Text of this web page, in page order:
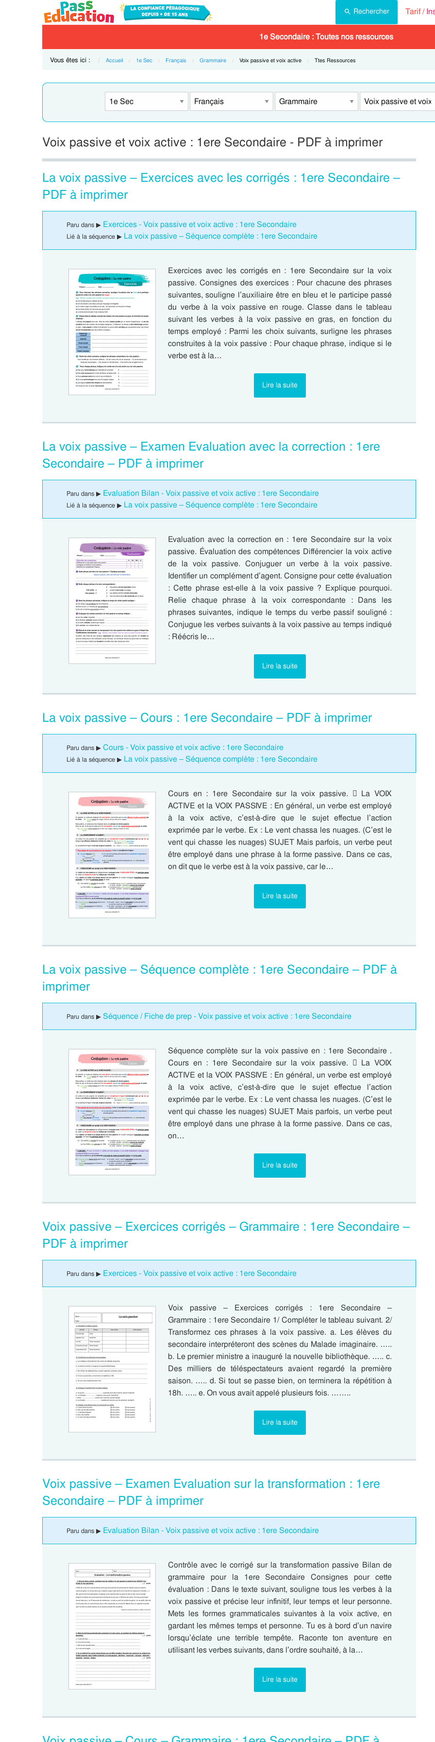
Rechercher Tarif /
1e Secondaire : Toutes nos ressources
Vous êtes ici : Accueil 1e Sec Français Grammaire Current:
Voix passive et voix active Current:
Ttes Ressources
Voix passive et voix active : 1ere Secondaire - PDF à imprimer
La voix passive – Exercices avec les corrigés : 1ere Secondaire –
PDF à imprimer
Paru dans ▶ Exercices - Voix passive et voix active : 1ere Secondaire
Lié à la séquence ▶ La voix passive – Séquence complète : 1ere Secondaire
Exercices avec les corrigés en : 1ere Secondaire sur la voix
passive. Consignes des exercices : Pour chacune des phrases
suivantes, souligne l’auxiliaire être en bleu et le participe passé
du verbe à la voix passive en rouge. Classe dans le tableau
suivant les verbes à la voix passive en gras, en fonction du
temps employé : Parmi les choix suivants, surligne les phrases
construites à la voix passive : Pour chaque phrase, indique si le
verbe est à la…
Lire la suite
La voix passive – Examen Evaluation avec la correction : 1ere
Secondaire – PDF à imprimer
Paru dans ▶ Evaluation Bilan - Voix passive et voix active : 1ere Secondaire
Lié à la séquence ▶ La voix passive – Séquence complète : 1ere Secondaire
Evaluation avec la correction en : 1ere Secondaire sur la voix
passive. Évaluation des compétences Différencier la voix active
de la voix passive. Conjuguer un verbe à la voix passive.
Identifier un complément d’agent. Consigne pour cette évaluation
: Cette phrase est-elle à la voix passive ? Explique pourquoi.
Relie chaque phrase à la voix correspondante : Dans les
phrases suivantes, indique le temps du verbe passif souligné :
Conjugue les verbes suivants à la voix passive au temps indiqué
: Réécris le…
Lire la suite
La voix passive – Cours : 1ere Secondaire – PDF à imprimer
Paru dans ▶ Cours - Voix passive et voix active : 1ere Secondaire
Lié à la séquence ▶ La voix passive – Séquence complète : 1ere Secondaire
Cours en : 1ere Secondaire sur la voix passive.  La VOIX
ACTIVE et la VOIX PASSIVE : En général, un verbe est employé
à la voix active, c’est-à-dire que le sujet effectue l’action
exprimée par le verbe. Ex : Le vent chassa les nuages. (C’est le
vent qui chasse les nuages) SUJET Mais parfois, un verbe peut
être employé dans une phrase à la forme passive. Dans ce cas,
on dit que le verbe est à la voix passive, car le…
Lire la suite
La voix passive – Séquence complète : 1ere Secondaire – PDF à
imprimer
Paru dans ▶ Séquence / Fiche de prep - Voix passive et voix active : 1ere Secondaire
Séquence complète sur la voix passive en : 1ere Secondaire .
Cours en : 1ere Secondaire sur la voix passive.  La VOIX
ACTIVE et la VOIX PASSIVE : En général, un verbe est employé
à la voix active, c’est-à-dire que le sujet effectue l’action
exprimée par le verbe. Ex : Le vent chassa les nuages. (C’est le
vent qui chasse les nuages) SUJET Mais parfois, un verbe peut
être employé dans une phrase à la forme passive. Dans ce cas,
on…
Lire la suite
Voix passive – Exercices corrigés – Grammaire : 1ere Secondaire –
PDF à imprimer
Paru dans ▶ Exercices - Voix passive et voix active : 1ere Secondaire
Voix passive – Exercices corrigés : 1ere Secondaire –
Grammaire : 1ere Secondaire 1/ Compléter le tableau suivant. 2/
Transformez ces phrases à la voix passive. a. Les élèves du
secondaire interpréteront des scènes du Malade imaginaire. …..
b. Le premier ministre a inauguré la nouvelle bibliothèque. ….. c.
Des milliers de téléspectateurs avaient regardé la première
saison. ….. d. Si tout se passe bien, on terminera la répétition à
18h. ….. e. On vous avait appelé plusieurs fois. ……..
Lire la suite
Voix passive – Examen Evaluation sur la transformation : 1ere
Secondaire – PDF à imprimer
Paru dans ▶ Evaluation Bilan - Voix passive et voix active : 1ere Secondaire
Contrôle avec le corrigé sur la transformation passive Bilan de
grammaire pour la 1ere Secondaire Consignes pour cette
évaluation : Dans le texte suivant, souligne tous les verbes à la
voix passive et précise leur infinitif, leur temps et leur personne.
Mets les formes grammaticales suivantes à la voix active, en
gardant les mêmes temps et personne. Tu es à bord d’un navire
lorsqu’éclate une terrible tempête. Raconte ton aventure en
utilisant les verbes suivants, dans l’ordre souhaité, à la…
Lire la suite